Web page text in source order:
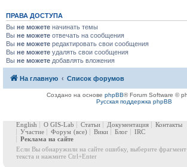
ПРАВА ДОСТУПА
Вы не можете начинать темы
Вы не можете отвечать на сообщения
Вы не можете редактировать свои сообщения
Вы не можете удалять свои сообщения
Вы не можете добавлять вложения
На главную Список форумов
Создано на основе phpBB® Forum Software ©
Русская поддержка phpBB
English О GIS-Lab Статьи Документация
Контакты
Участие
Форум (все) Вики Блог
IRC
Реклама на сайте
Если Вы обнаружили на сайте ошибку, выберите фрагмент
текста и нажмите Ctrl+Enter